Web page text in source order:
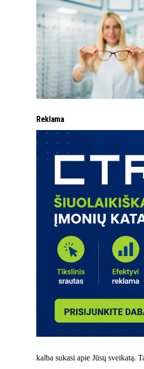
Reklama
kalba sukasi apie Jūsų sveikatą.